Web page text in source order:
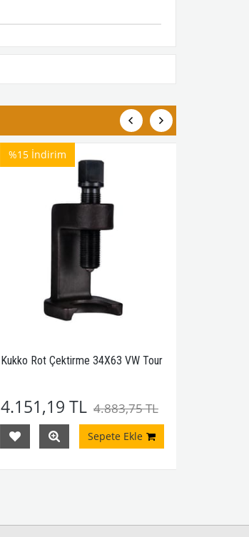
Kukko Rot Çektirme 34X63 VW Tour
4.151,19 TL 4.883,75 TL
Sepete Ekle
%15 İndirim